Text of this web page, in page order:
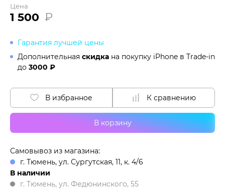
Цена
1 500 ₽
Гарантия лучшей цены
Дополнительная скидка на покупку iPhone в Trade-in
до 3000 ₽
В корзину
В избранное К сравнению
Самовывоз из магазина:
г. Тюмень, ул. Сургутская, 11, к. 4/6
В наличии
г. Тюмень, ул. Федюнинского, 55